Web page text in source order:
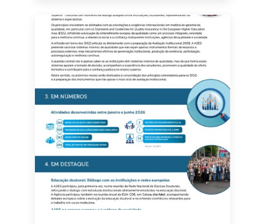
têm comunicado à A3ES que, durante o
mês de agosto, uma parte significativa dos
seus docentes e demais recursos humanos
se […]